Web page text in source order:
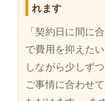
れます
「契約日に間に
で費用を抑えた
しながら少しず
ご事情に合わせ